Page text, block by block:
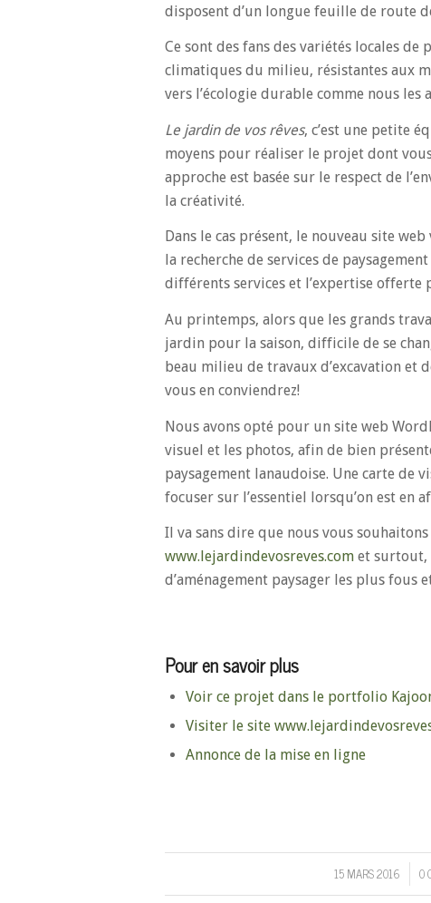
disposent d’un longue feuille de route
Ce sont des fans des variétés locales
climatiques du milieu, résistantes aux
vers l’écologie durable comme nous les
Le jardin de vos rêves, c’est une petite
moyens pour réaliser le projet dont
approche est basée sur le respect de
la créativité.
Dans le cas présent, le nouveau site
la recherche de services de
différents services et l’expertise offerte
Au printemps, alors que les grands
jardin pour la saison, difficile de se
beau milieu de travaux d’excavation et
vous en conviendrez!
Nous avons opté pour un site web
visuel et les photos, afin de bien
paysagement lanaudoise. Une carte de
focuser sur l’essentiel lorsqu’on est en
Il va sans dire que nous vous
www.lejardindevosreves.com et surtout,
d’aménagement paysager les plus fous
Pour en savoir plus
Voir ce projet dans le portfolio
Visiter le site
Annonce de la mise en ligne
15 MARS 2016
/ 0